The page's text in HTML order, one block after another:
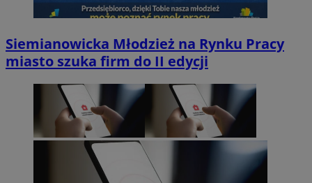
Siemianowicka Młodzież na Rynku Pracy
miasto szuka firm do II edycji